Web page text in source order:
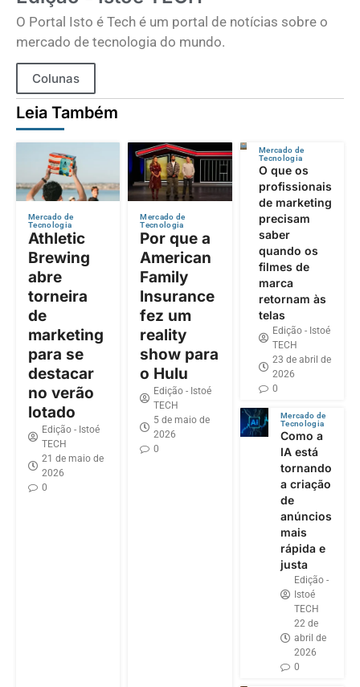
O Portal Isto é Tech é um portal de notícias sobre o
mercado de tecnologia do mundo.
Colunas
Leia Também
Mercado de
Tecnologia
Athletic
Brewing
abre
torneira
de
marketing
para se
destacar
no verão
lotado
Edição - Istoé
TECH
21 de maio de
2026
0
Mercado de
Tecnologia
Por que a
American
Family
Insurance
fez um
reality
show para
o Hulu
Edição - Istoé
TECH
5 de maio de
2026
0
Mercado de
Tecnologia
O que os
profissionais
de marketing
precisam
saber
quando os
filmes de
marca
retornam às
telas
Edição - Istoé
TECH
23 de abril de
2026
0
Mercado de
Tecnologia
Como a
IA está
tornando
a criação
de
anúncios
mais
rápida e
justa
Edição -
Istoé
TECH
22 de
abril de
2026
0